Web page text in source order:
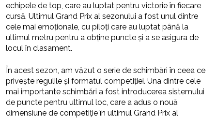
echipele de top, care au luptat pentru victorie în fiecare
cursă. Ultimul Grand Prix al sezonului a fost unul dintre
cele mai emoționale, cu piloți care au luptat până la
ultimul metru pentru a obține puncte și a se asigura de
locul în clasament.
În acest sezon, am văzut o serie de schimbări în ceea ce
privește regulile și formatul competiției. Una dintre cele
mai importante schimbări a fost introducerea sistemului
de puncte pentru ultimul loc, care a adus o nouă
dimensiune de competiție în ultimul Grand Prix al